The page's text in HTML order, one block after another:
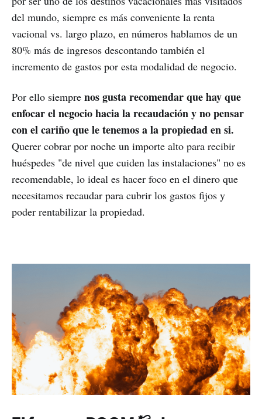
del mundo, siempre es más conveniente la renta
vacional vs. largo plazo, en números hablamos de un
80% más de ingresos descontando también el
incremento de gastos por esta modalidad de negocio.
Por ello siempre nos gusta recomendar que hay que
enfocar el negocio hacia la recaudación y no pensar
con el cariño que le tenemos a la propiedad en si.
Querer cobrar por noche un importe alto para recibir
huéspedes "de nivel que cuiden las instalaciones" no es
recomendable, lo ideal es hacer foco en el dinero que
necesitamos recaudar para cubrir los gastos fijos y
poder rentabilizar la propiedad.